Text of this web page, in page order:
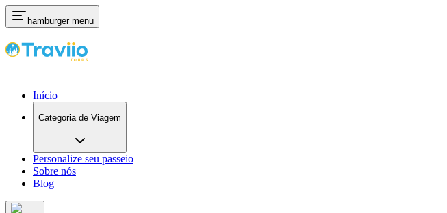
hamburger menu
Início
Categoria de Viagem
Personalize seu passeio
Sobre nós
Blog